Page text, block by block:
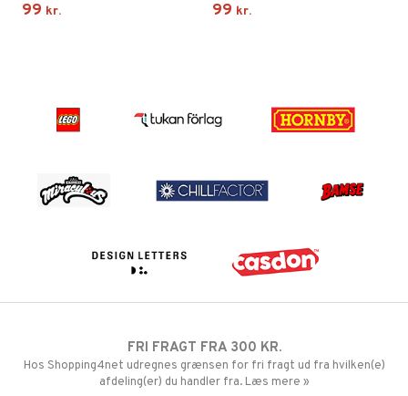
99 kr. 99 kr.
FRI FRAGT FRA 300 KR.
Hos Shopping4net udregnes grænsen for fri fragt ud fra hvilken(e)
afdeling(er) du handler fra. Læs mere »